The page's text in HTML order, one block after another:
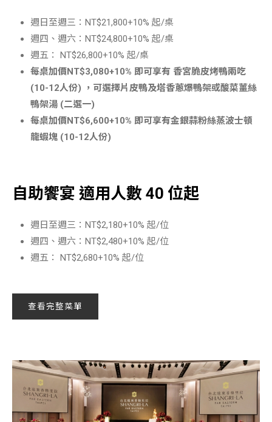
週日至週三：NT$21,800+10% 起/桌
週四、週六：NT$24,800+10% 起/桌
週五： NT$26,800+10% 起/桌
每桌加價NT$3,080+10% 即可享有 香宮脆皮烤鴨兩吃
(10-12人份) ，可選擇片皮鴨及塔香蔥爆鴨架或酸菜薑絲
鴨架湯 (二選一)
每桌加價NT$6,600+10% 即可享有金銀蒜粉絲蒸波士頓
龍蝦塊 (10-12人份)
自助饗宴 適用人數 40 位起
週日至週三：NT$2,180+10% 起/位
週四、週六：NT$2,480+10% 起/位
週五： NT$2,680+10% 起/位
查看完整菜單